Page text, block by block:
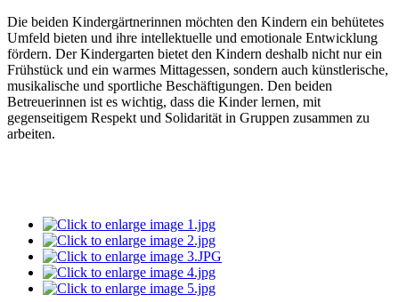
Die beiden Kindergärtnerinnen möchten den Kindern ein behütetes
Umfeld bieten und ihre intellektuelle und emotionale Entwicklung
fördern. Der Kindergarten bietet den Kindern deshalb nicht nur ein
Frühstück und ein warmes Mittagessen, sondern auch künstlerische,
musikalische und sportliche Beschäftigungen. Den beiden
Betreuerinnen ist es wichtig, dass die Kinder lernen, mit
gegenseitigem Respekt und Solidarität in Gruppen zusammen zu
arbeiten.